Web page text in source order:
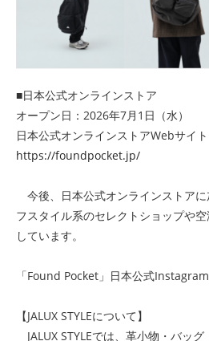
■日本公式オンラインストア
オープン日：2026年7月1日（水）
日本公式オンラインストアWebサイト
https://foundpocket.jp/
今後、日本公式オンラインストア
フスタイル系のセレクトショップや
しています。
「Found Pocket」日本公式
【JALUX STYLEについて】
JALUX STYLEでは、革小物・バッ